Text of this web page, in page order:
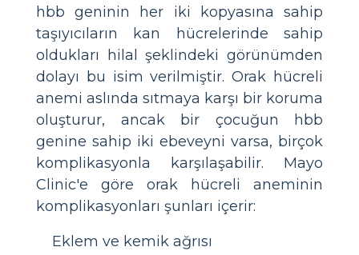
hbb geninin her iki kopyasına sahip
taşıyıcıların kan hücrelerinde sahip
oldukları hilal şeklindeki görünümden
dolayı bu isim verilmiştir. Orak hücreli
anemi aslında sıtmaya karşı bir koruma
oluşturur, ancak bir çocuğun hbb
genine sahip iki ebeveyni varsa, birçok
komplikasyonla karşılaşabilir. Mayo
Clinic'e göre orak hücreli aneminin
komplikasyonları şunları içerir:
Eklem ve kemik ağrısı